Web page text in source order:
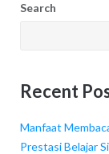
Search
Recent
Manfaat
Prestasi Belajar